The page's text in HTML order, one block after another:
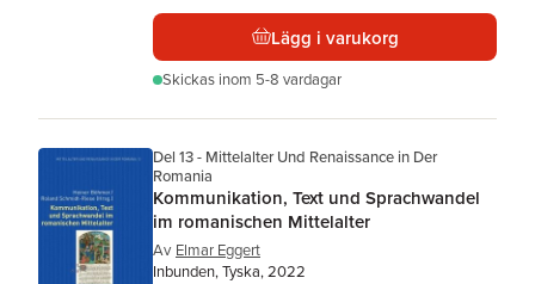
Lägg i varukorg
Skickas inom 5-8 vardagar
Del 13 - Mittelalter Und Renaissance in Der
Romania
Kommunikation, Text und Sprachwandel
im romanischen Mittelalter
Av Elmar Eggert
Inbunden, Tyska, 2022